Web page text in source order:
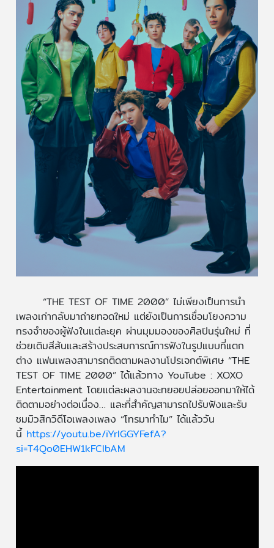
“THE TEST OF TIME 2000” ไม่เพียงเป็นการนำ
เพลงเก่ากลับมาถ่ายทอดใหม่ แต่ยังเป็นการเชื่อมโยงความ
ทรงจำของผู้ฟังในแต่ละยุค ผ่านมุมมองของศิลปินรุ่นใหม่ ที่
ช่วยเติมสีสันและสร้างประสบการณ์การฟังในรูปแบบที่แตก
ต่าง แฟนเพลงสามารถติดตามผลงานโปรเจกต์พิเศษ “THE
TEST OF TIME 2000” ได้แล้วทาง YouTube : XOXO
Entertainment โดยแต่ละผลงานจะทยอยปล่อยออกมาให้ได้
ติดตามอย่างต่อเนื่อง… และที่สำคัญสามารถไปรับฟังและรับ
ชมมิวสิกวิดีโอเพลงเพลง “โทรมาทำไม” ได้แล้ววัน
นี้ https://youtu.be/iYrlGGYFefA?
si=T4Qo0EHW1kFClbAM